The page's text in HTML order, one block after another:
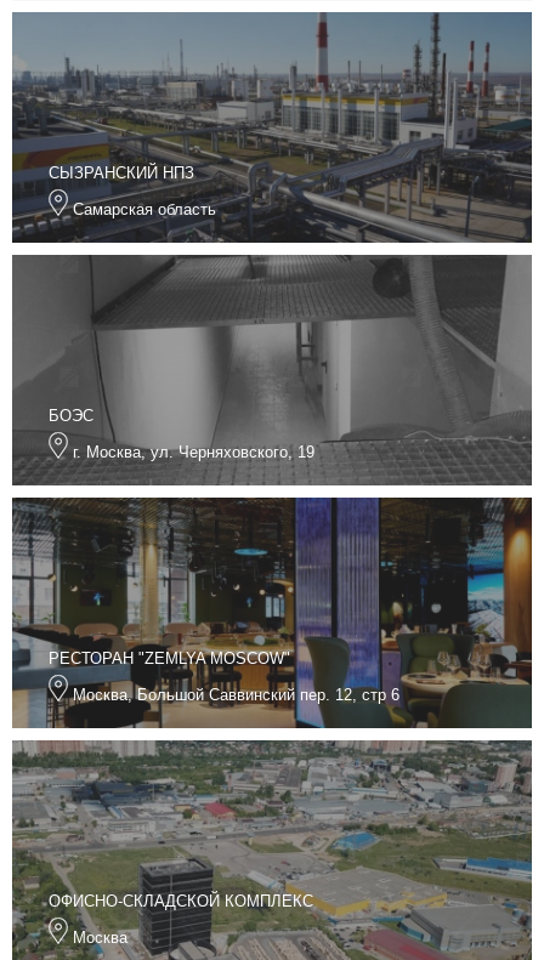
СЫЗРАНСКИЙ НПЗ
Самарская область
БОЭС
г. Москва, ул. Черняховского, 19
РЕСТОРАН "ZEMLYA MOSCOW"
Москва, Большой Саввинский пер. 12, стр 6
ОФИСНО-СКЛАДСКОЙ КОМПЛЕКС
Москва